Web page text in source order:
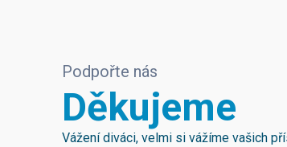
Podpořte nás
Děkujeme
Vážení diváci, velmi si vážíme vašich